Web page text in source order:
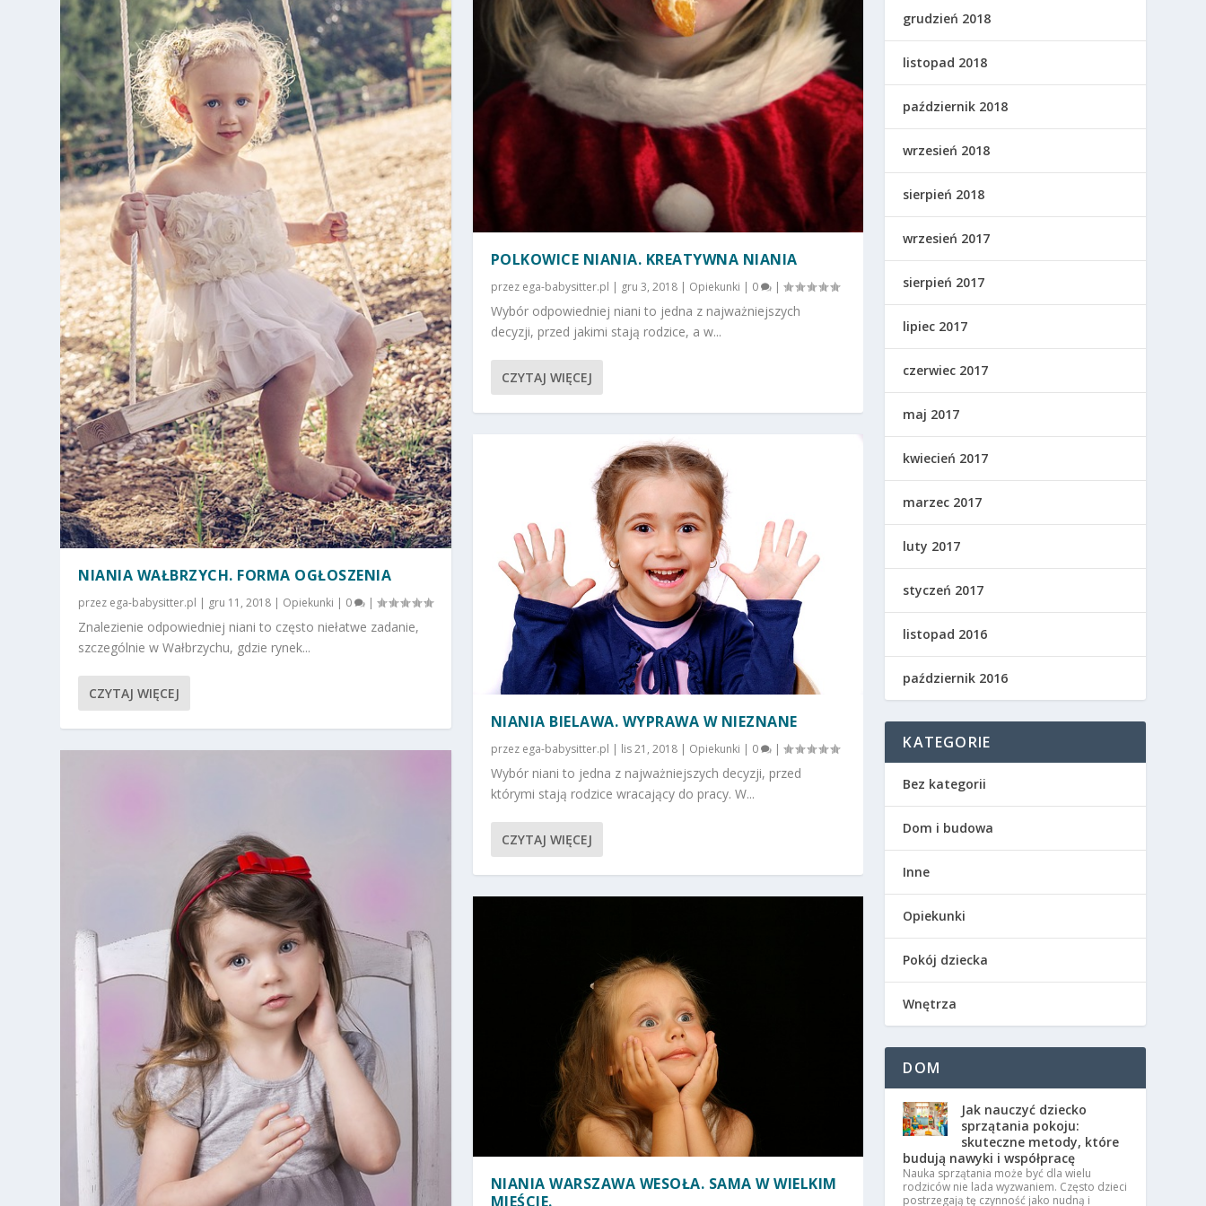
NIANIA WAŁBRZYCH. FORMA OGŁOSZENIA
przez ega-babysitter.pl | gru 11, 2018 | Opiekunki | 0 |
Znalezienie odpowiedniej niani to często niełatwe zadanie,
szczególnie w Wałbrzychu, gdzie rynek...
CZYTAJ WIĘCEJ
POLKOWICE NIANIA. KREATYWNA NIANIA
przez ega-babysitter.pl | gru 3, 2018| Opiekunki | 0 |
Wybór odpowiedniej niani to jedna z najważniejszych
decyzji, przed jakimi stają rodzice, a w...
CZYTAJ WIĘCEJ
NIANIA BIELAWA. WYPRAWA W NIEZNANE
przez ega-babysitter.pl | lis 21, 2018| Opiekunki | 0 |
Wybór niani to jedna z najważniejszych decyzji, przed
którymi stają rodzice wracający do pracy. W...
CZYTAJ WIĘCEJ
NIANIA WARSZAWA WESOŁA. SAMA W WIELKIM
MIEŚCIE.
grudzień 2018
listopad 2018
październik 2018
wrzesień 2018
sierpień 2018
wrzesień 2017
sierpień 2017
lipiec 2017
czerwiec 2017
maj 2017
kwiecień 2017
marzec 2017
luty 2017
styczeń 2017
listopad 2016
październik 2016
KATEGORIE
Bez kategorii
Dom i budowa
Inne
Opiekunki
Pokój dziecka
Wnętrza
DOM
Jak nauczyć dziecko
sprzątania pokoju:
skuteczne metody, które
budują nawyki i współpracę
Nauka sprzątania może być dla wielu
rodziców nie lada wyzwaniem. Często dzieci
postrzegają tę czynność jako nudną i